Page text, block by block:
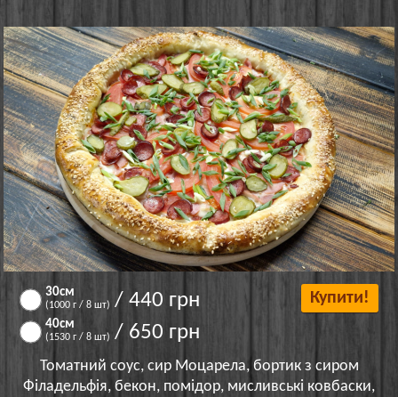
30см
(1000 г / 8 шт) / 440 грн
40см
(1530 г / 8 шт) / 650 грн
Купити!
Томатний соус, сир Моцарела, бортик з сиром
Філадельфія, бекон, помідор, мисливські ковбаски,